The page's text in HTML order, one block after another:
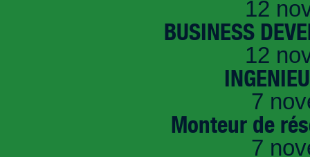
12
BUSINESS
12
7
Monteur de
7